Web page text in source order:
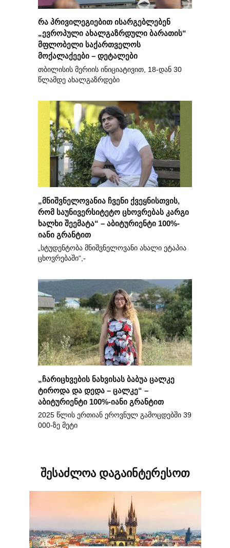
რა პრივილეგიებით ისარგებლებენ
„ევროპული ახალგაზრდული ბარათის“
მფლობელი საქართველოს
მოქალაქეები – დეტალები
თბილისის მერიის ინიციატივით, 18-დან 30
წლამდე ახალგაზრდები
„მნიშვნელოვანია ჩვენი ქვეყნისთვის,
რომ საუნივერსიტეტო ცხოვრებას კარგი
ხალხი შეემატა“ – აბიტურიენტი 100%-
იანი გრანტით
„სტუდენტობა მნიშვნელოვანი ახალი ეტაპია
ცხოვრებაში“,-
„ჩარიცხვების ნახვისას ბაბუა ცალკე
ტიროდა და დედა – ცალკე“ –
აბიტურიენტი 100%-იანი გრანტით
2025 წლის ერთიან ეროვნულ გამოცდებში 39
000-ზე მეტი
შესაძლოა დაგაინტერესოთ